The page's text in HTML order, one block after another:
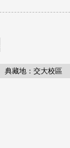
典藏地：交大校區